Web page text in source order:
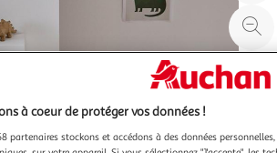
à
le
à coeur de protéger vos données !
partenaires stockons et accédons à des données